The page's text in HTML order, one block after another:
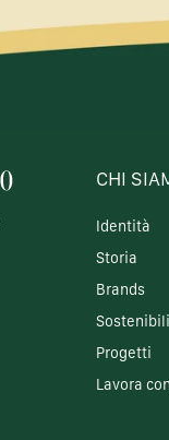
CHI
Identità
Storia
Brands
Progetti
Lavora